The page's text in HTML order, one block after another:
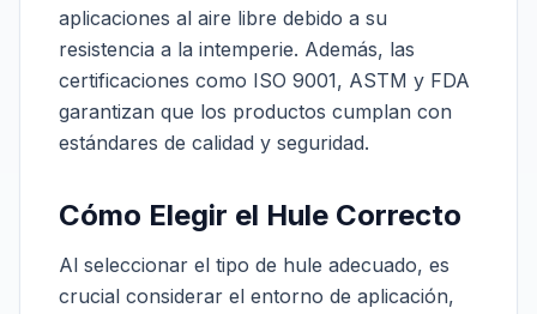
aplicaciones al aire libre debido a su
resistencia a la intemperie. Además, las
certificaciones como ISO 9001, ASTM y FDA
garantizan que los productos cumplan con
estándares de calidad y seguridad.
Cómo Elegir el Hule Correcto
Al seleccionar el tipo de hule adecuado, es
crucial considerar el entorno de aplicación,